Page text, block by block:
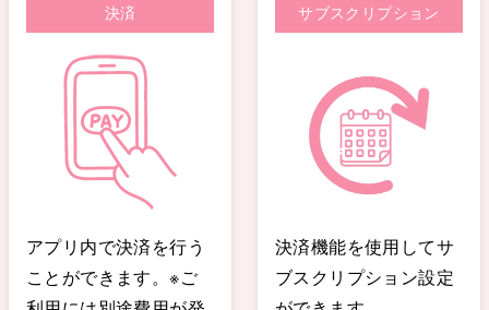
決済
アプリ内で決済を行う
ことができます。※ご
サブスクリプション
決済機能を使用してサ
ブスクリプション設定